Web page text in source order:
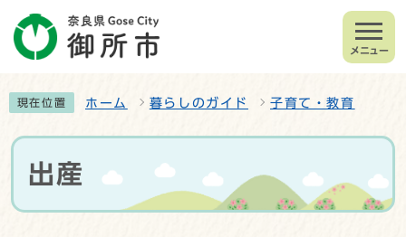
メニュー
現在位置 ホーム 暮らしのガイド 子育て・教育
出産